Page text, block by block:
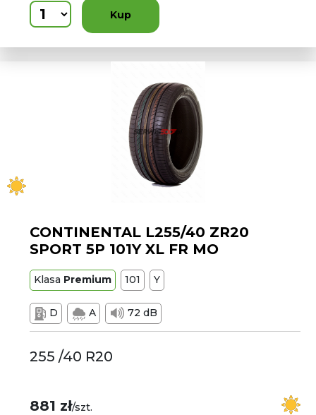
Kup
CONTINENTAL L255/40 ZR20
SPORT 5P 101Y XL FR MO
Klasa Premium 101 Y
D A 72 dB
255 /40 R20
881 zł/szt.